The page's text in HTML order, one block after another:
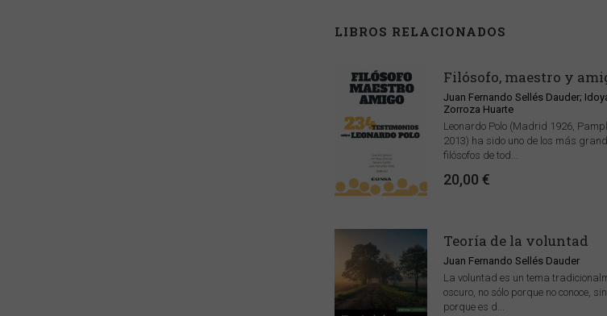
LIBROS RELACIONADOS
Filósofo, maestro y
Juan Fernando Sellés Dauder;
Zorroza Huarte
Leonardo Polo (Madrid 1926,
2013) ha sido uno de los más
filósofos de tod...
20,00 €
Teoría de la voluntad
Juan Fernando Sellés Dauder
La voluntad es un tema
oscuro, no sólo porque no conoce,
porque es d...